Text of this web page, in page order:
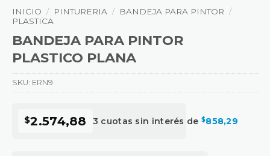
INICIO / PINTURERIA / BANDEJA PARA PINTOR /
PLASTICA
BANDEJA PARA PINTOR
PLASTICO PLANA
$2.574,88 3 cuotas sin interés de $858,29
SKU: ERN9